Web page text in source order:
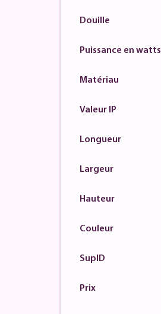
Douille
Puissance en watts
Matériau
Valeur IP
Longueur
Largeur
Hauteur
Couleur
SupID
Prix